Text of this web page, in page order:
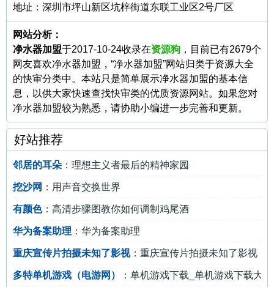
地址：深圳市坪山新区坑梓街道东联工业区2号厂区
网站分析：
净水器加盟于2017-10-24收录在资源狗 ，目前已有2679个
网友喜欢净水器加盟，“净水器加盟”网站归类于资源大全
的快审分类中。本站只是简单展示净水器加盟的基本信
息，以供大家快速查找快审类的优质资源网站。如果您对
净水器加盟较为熟悉，请协助小编进一步完善和更新。
好站推荐
邻居的耳朵 ：理想主义者最后的精神家园
挖沙网 ：用声音交换世界
有颜色：高清步骤图教你如何调制鸡尾酒
华为备案助理 ：华为备案助理
重庆宣传片拍摄未知了影视：重庆宣传片拍摄未知了影视
多特单机游戏（电游网） ：单机游戏下载_单机游戏下载大